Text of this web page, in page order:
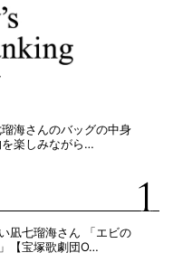
海さんのバッグの中身
楽しみながら…
凪七瑠海さん 「エビの
【宝塚歌劇団O…